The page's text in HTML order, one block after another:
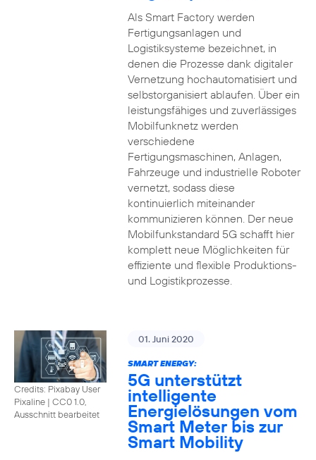
Als Smart Factory werden
Fertigungsanlagen und
Logistiksysteme bezeichnet, in
denen die Prozesse dank digitaler
Vernetzung hochautomatisiert und
selbstorganisiert ablaufen. Über ein
leistungsfähiges und zuverlässiges
Mobilfunknetz werden
verschiedene
Fertigungsmaschinen, Anlagen,
Fahrzeuge und industrielle Roboter
vernetzt, sodass diese
kontinuierlich miteinander
kommunizieren können. Der neue
Mobilfunkstandard 5G schafft hier
komplett neue Möglichkeiten für
effiziente und flexible Produktions-
und Logistikprozesse.
Credits: Pixabay User
Pixaline | CC0 1.0,
Ausschnitt bearbeitet
01. Juni 2020
SMART ENERGY:
5G unterstützt
intelligente
Energielösungen vom
Smart Meter bis zur
Smart Mobility